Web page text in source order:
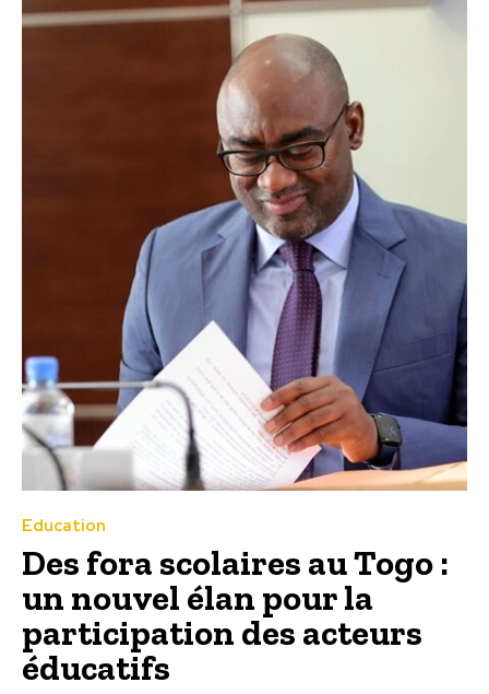
Education
Des fora scolaires au Togo :
un nouvel élan pour la
participation des acteurs
éducatifs